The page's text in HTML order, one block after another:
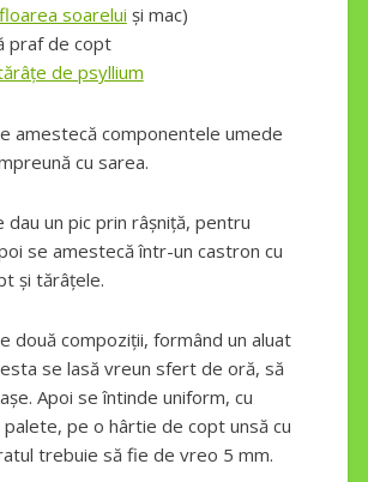
floarea soarelui și mac)
praf de copt
de psyllium
amestecă componentele umede
cu sarea.
dau un pic prin râșniță, pentru
se amestecă într-un castron cu
și tărâțele.
două compoziții, formând un aluat
se lasă vreun sfert de oră, să
Apoi se întinde uniform, cu
pe o hârtie de copt unsă cu
trebuie să fie de vreo 5 mm.